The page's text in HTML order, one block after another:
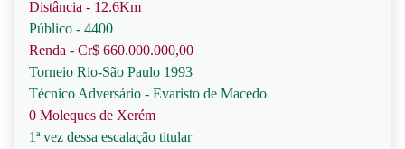
Distância - 12.6Km
Público - 4400
Renda - Cr$ 660.000.000,00
Torneio Rio-São Paulo 1993
Técnico Adversário - Evaristo de Macedo
0 Moleques de Xerém
1ª vez dessa escalação titular